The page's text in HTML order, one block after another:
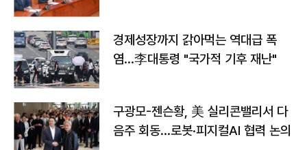
경제성장까지 갉아먹는 역대급 폭
염…李대통령 "국가적 기후 재난"
구광모-젠슨황, 美 실리콘밸리서 다
음주 회동…로봇·피지컬AI 협력 논의